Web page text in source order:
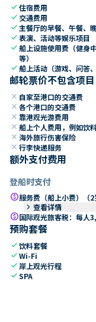
check住宿费用
check 交通费用
check 主餐厅的早餐、午餐、
check表演、活动等娱乐项目
check船上设施使用费（健身
等）
check船上活动（游戏、问答
邮轮票价不包含项目
close 自家至港口的交通费
close 各个港口的交通费
close 靠港观光游费用
close 船上个人费用，例如饮
close 海外旅行伤害保险
close 行李快递服务
额外支付费用
登船时支付
paid服务费（船上小费）（2
keyboard_arrow_right 查看详情
paid国际观光旅客税：每人
预购套餐
check饮料套餐
checkWi-Fi
check 岸上观光行程
checkSPA